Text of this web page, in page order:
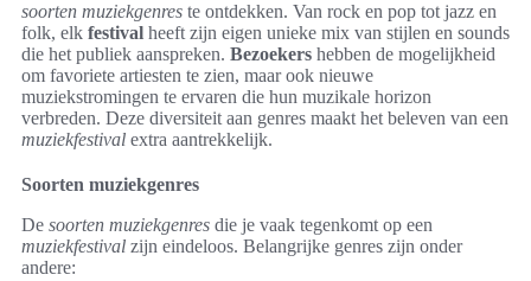
soorten muziekgenres te ontdekken. Van rock en pop tot jazz en
folk, elk festival heeft zijn eigen unieke mix van stijlen en sounds
die het publiek aanspreken. Bezoekers hebben de mogelijkheid
om favoriete artiesten te zien, maar ook nieuwe
muziekstromingen te ervaren die hun muzikale horizon
verbreden. Deze diversiteit aan genres maakt het beleven van een
muziekfestival extra aantrekkelijk.
Soorten muziekgenres
De soorten muziekgenres die je vaak tegenkomt op een
muziekfestival zijn eindeloos. Belangrijke genres zijn onder
andere: